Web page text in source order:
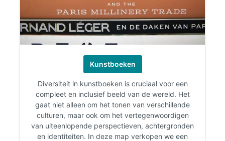
Kunstboeken
Diversiteit in kunstboeken is cruciaal voor een
compleet en inclusief beeld van de wereld. Het
gaat niet alleen om het tonen van verschillende
culturen, maar ook om het vertegenwoordigen
van uiteenlopende perspectieven, achtergronden
en identiteiten. In deze map verkopen we een